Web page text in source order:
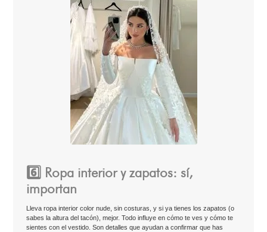
6️⃣ Ropa interior y zapatos: sí,
importan
Lleva ropa interior color nude, sin costuras, y si ya tienes los zapatos (o
sabes la altura del tacón), mejor. Todo influye en cómo te ves y cómo te
sientes con el vestido. Son detalles que ayudan a confirmar que has